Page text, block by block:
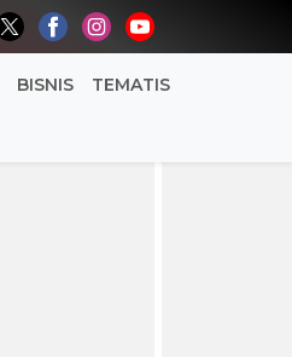
BISNIS TEMATIS